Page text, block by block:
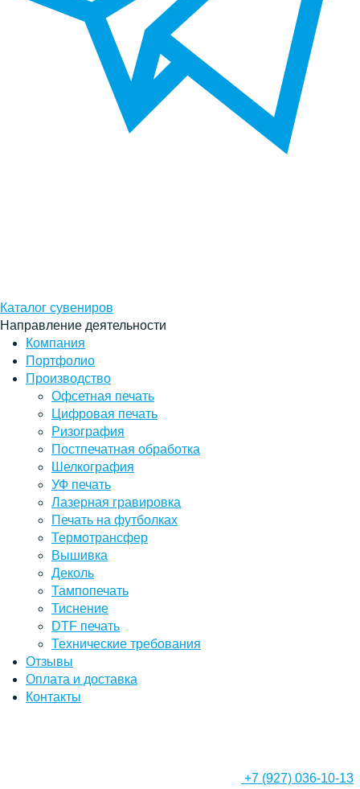
Каталог сувениров
Направление деятельности
Компания
Портфолио
Производство
Офсетная печать
Цифровая печать
Ризография
Постпечатная обработка
Шелкография
УФ печать
Лазерная гравировка
Печать на футболках
Термотрансфер
Вышивка
Деколь
Тампопечать
Тиснение
DTF печать
Технические требования
Отзывы
Оплата и доставка
Контакты
+7 (927) 036-10-13